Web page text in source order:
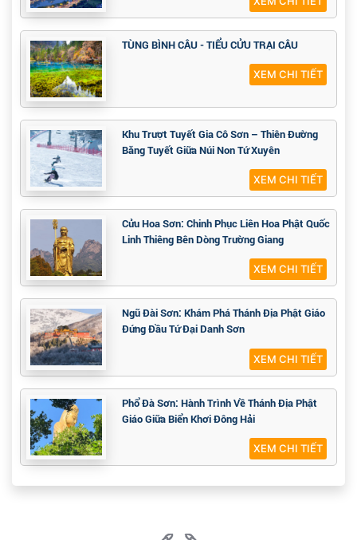
TÙNG BÌNH CÂU - TIỂU CỬU TRẠI CÂU
XEM CHI TIẾT
Khu Trượt Tuyết Gia Cô Sơn – Thiên Đường
Băng Tuyết Giữa Núi Non Tứ Xuyên
XEM CHI TIẾT
Cửu Hoa Sơn: Chinh Phục Liên Hoa Phật Quốc
Linh Thiêng Bên Dòng Trường Giang
XEM CHI TIẾT
Ngũ Đài Sơn: Khám Phá Thánh Địa Phật Giáo
Đứng Đầu Tứ Đại Danh Sơn
XEM CHI TIẾT
Phổ Đà Sơn: Hành Trình Về Thánh Địa Phật
Giáo Giữa Biển Khơi Đông Hải
XEM CHI TIẾT